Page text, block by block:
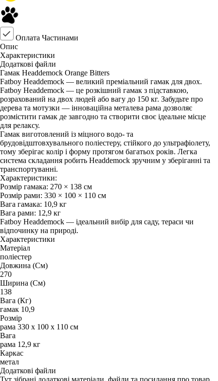
Оплата Частинами
Опис
Характеристики
Додаткові файли
Гамак Headdemock Orange Bitters
Fatboy Headdemock — великий преміальний гамак для двох.
Fatboy Headdemock — це розкішний гамак з підставкою,
розрахований на двох людей або вагу до 150 кг. Забудьте про
дерева та мотузки — інноваційна металева рама дозволяє
розмістити гамак де завгодно та створити своє ідеальне місце
для релаксу.
Гамак виготовлений із міцного водо- та
брудовідштовхувального поліестеру, стійкого до ультрафіолету,
тому зберігає колір і форму протягом багатьох років. Легка
система складання робить Headdemock зручним у зберіганні та
транспортуванні.
Характеристики:
Розмір гамака: 270 × 138 см
Розмір рами: 330 × 100 × 110 см
Вага гамака: 10,9 кг
Вага рами: 12,9 кг
Fatboy Headdemock — ідеальний вибір для саду, тераси чи
відпочинку на природі.
Характеристики
Матеріал
поліестер
Довжина (См)
270
Ширина (См)
138
Вага (Кг)
гамак 10,9
Розмір
рама 330 х 100 х 110 см
Вага
рама 12,9 кг
Каркас
метал
Додаткові файли
Тут зібрані додаткові матеріали, файли та посилання про товар.